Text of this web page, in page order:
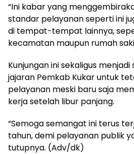
“Ini kabar yang
standar pelayanan seperti ini
di tempat-tempat lainnya,
kecamatan maupun rumah
Kunjungan ini sekaligus
jajaran Pemkab Kukar untuk
pelayanan meski baru saja
kerja setelah libur panjang.
“Semoga semangat ini terus
tahun, demi pelayanan publik
tutupnya. (Adv/dk)